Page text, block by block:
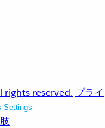
rights reserved. プライ
Settings